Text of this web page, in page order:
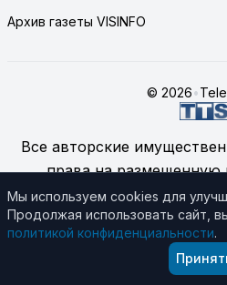
Архив газеты VISINFO
© 2026•
Все авторские
права на размещенную
информацию принадлежат
technologijų servisas",
Подробнее об
Мы используем cookies для
Продолжая использовать сайт,
политикой конфиденциальности.